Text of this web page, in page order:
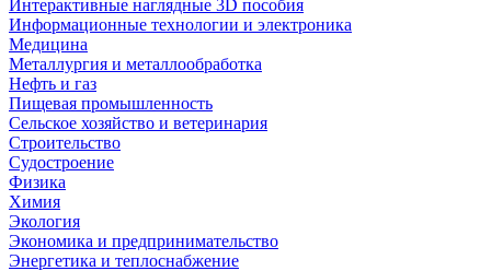
Интерактивные наглядные 3D пособия
Информационные технологии и электроника
Медицина
Металлургия и металлообработка
Нефть и газ
Пищевая промышленность
Сельское хозяйство и ветеринария
Строительство
Судостроение
Физика
Химия
Экология
Экономика и предпринимательство
Энергетика и теплоснабжение